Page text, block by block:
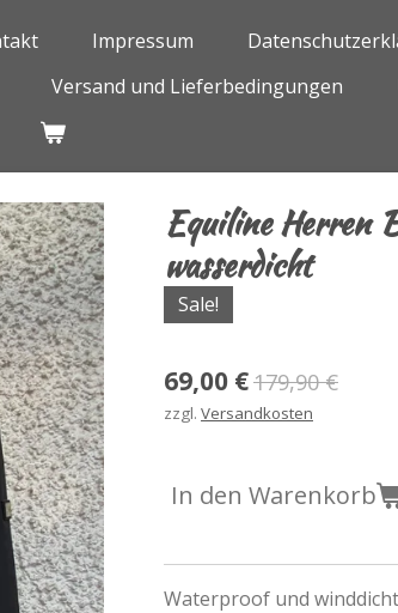
Impressum
Versand und Lieferbedingungen
Equiline Herren
wasserdicht
Sale!
69,00 €179,90 €
zzgl. Versandkosten
In den Warenkorb
Waterproof und